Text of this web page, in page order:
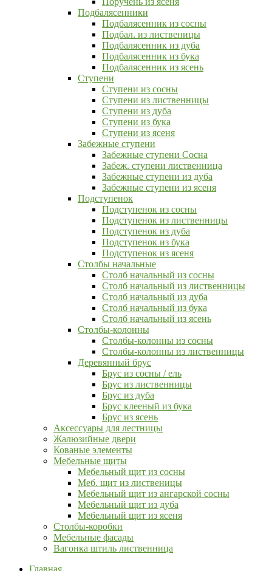
Подбалясенники
Подбалясенник из сосны
Подбал. из лиственицы
Подбалясенник из дуба
Подбалясенник из бука
Подбалясенник из ясень
Ступени
Ступени из сосны
Ступени из лиственницы
Ступени из дуба
Ступени из бука
Ступени из ясеня
Забежные ступени
Забежные ступени Сосна
Забеж. ступени лиственница
Забежные ступени из дуба
Забежные ступени из ясеня
Подступенок
Подступенок из сосны
Подступенок из лиственницы
Подступенок из дуба
Подступенок из бука
Подступенок из ясеня
Столбы начальные
Столб начальный из сосны
Столб начальный из лиственницы
Столб начальный из дуба
Столб начальный из бука
Столб начальный из ясень
Столбы-колонны
Столбы-колонны из сосны
Столбы-колонны из лиственницы
Деревянный брус
Брус из сосны / ель
Брус из лиственницы
Брус из дуба
Брус клееный из бука
Брус из ясень
Аксессуары для лестницы
Жалюзийные двери
Кованые элементы
Мебельные щиты
Мебельный щит из сосны
Меб. щит из лиственицы
Мебельный щит из ангарской сосны
Мебельный щит из дуба
Мебельный щит из ясеня
Столбы-коробки
Мебельные фасады
Вагонка штиль лиственница
Главная